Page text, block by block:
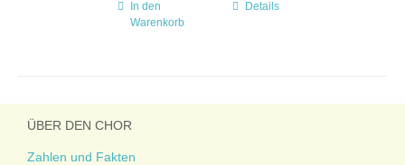
In den
Warenkorb
Details
ÜBER DEN CHOR
Zahlen und Fakten